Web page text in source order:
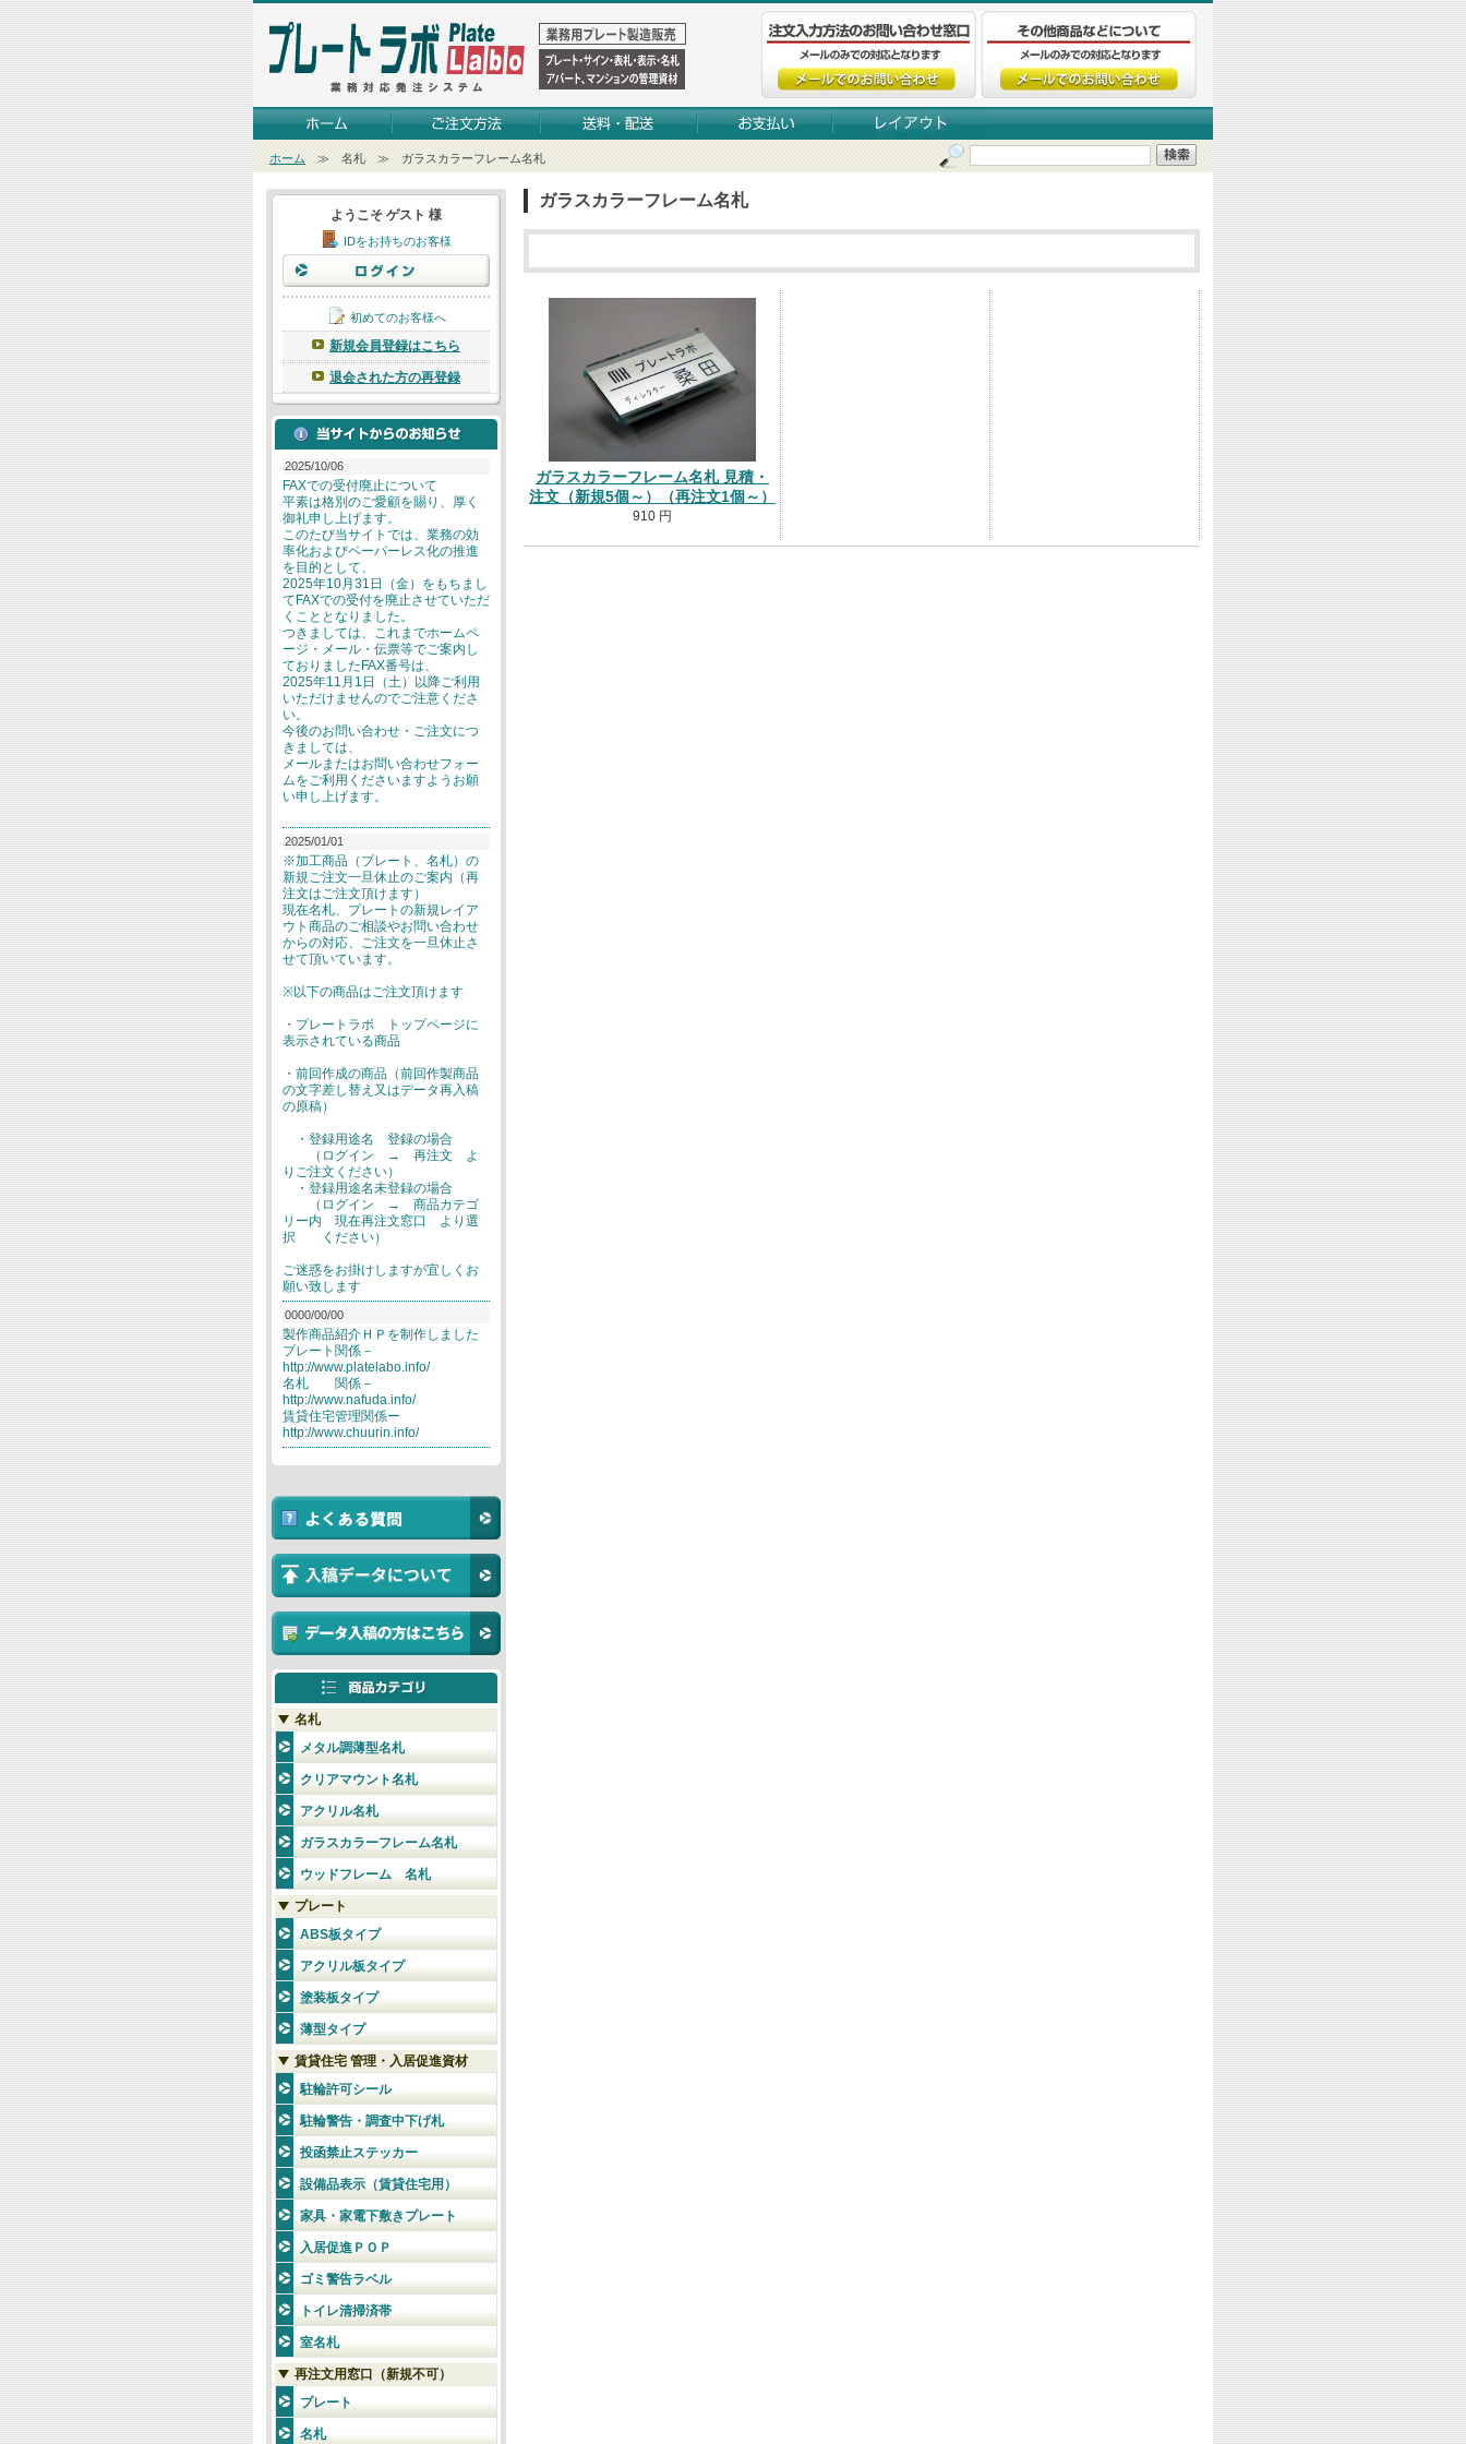
ホーム≫ 名札 ≫ ガラスカラーフレーム名札
ようこそ ゲスト 様
IDをお持ちのお客様
初めてのお客様へ
新規会員登録はこちら
退会された方の再登録
2025/10/06
FAXでの受付廃止について
平素は格別のご愛顧を賜り、厚く
御礼申し上げます。
このたび当サイトでは、業務の効
率化およびペーパーレス化の推進
を目的として、
2025年10月31日（金）をもちまし
てFAXでの受付を廃止させていただ
くこととなりました。
つきましては、これまでホームペ
ージ・メール・伝票等でご案内し
ておりましたFAX番号は、
2025年11月1日（土）以降ご利用
いただけませんのでご注意くださ
い。
今後のお問い合わせ・ご注文につ
きましては、
メールまたはお問い合わせフォー
ムをご利用くださいますようお願
い申し上げます。
2025/01/01
※加工商品（プレート、名札）の
新規ご注文一旦休止のご案内（再
注文はご注文頂けます）
現在名札、プレートの新規レイア
ウト商品のご相談やお問い合わせ
からの対応、ご注文を一旦休止さ
せて頂いています。
※以下の商品はご注文頂けます
・プレートラボ トップページに
表示されている商品
・前回作成の商品（前回作製商品
の文字差し替え又はデータ再入稿
の原稿）
・登録用途名 登録の場合
（ログイン → 再注文 よ
りご注文ください）
・登録用途名未登録の場合
（ログイン → 商品カテゴ
リー内 現在再注文窓口 より選
択 ください）
ご迷惑をお掛けしますが宜しくお
願い致します
0000/00/00
製作商品紹介ＨＰを制作しました
プレート関係－
http://www.platelabo.info/
名札 関係－
http://www.nafuda.info/
賃貸住宅管理関係ー
http://www.chuurin.info/
名札
メタル調薄型名札
クリアマウント名札
アクリル名札
ガラスカラーフレーム名札
ウッドフレーム 名札
プレート
ABS板タイプ
アクリル板タイプ
塗装板タイプ
薄型タイプ
賃貸住宅 管理・入居促進資材
駐輪許可シール
駐輪警告・調査中下げ札
投函禁止ステッカー
設備品表示（賃貸住宅用）
家具・家電下敷きプレート
入居促進ＰＯＰ
ゴミ警告ラベル
トイレ清掃済帯
室名札
再注文用窓口（新規不可）
プレート
名札
ガラスカラーフレーム名札
ガラスカラーフレーム名札 見積・
注文（新規5個～）（再注文1個～）
910 円